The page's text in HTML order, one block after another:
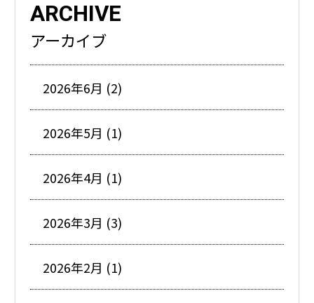
ARCHIVE
アーカイブ
2026年6月 (2)
2026年5月 (1)
2026年4月 (1)
2026年3月 (3)
2026年2月 (1)